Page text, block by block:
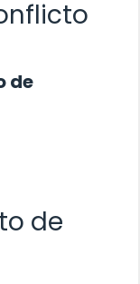
de
de